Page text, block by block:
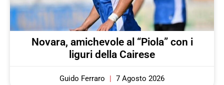
Novara, amichevole al “Piola” con i
liguri della Cairese
Guido Ferraro 7 Agosto 2026